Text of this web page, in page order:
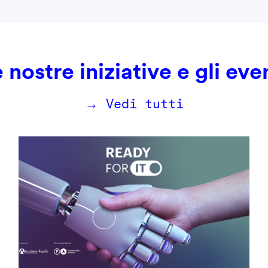
nostre iniziative e gli
→ Vedi tutti